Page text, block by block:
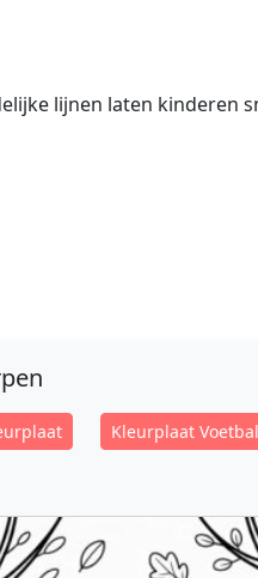
lijnen laten kinderen
Kleurplaat